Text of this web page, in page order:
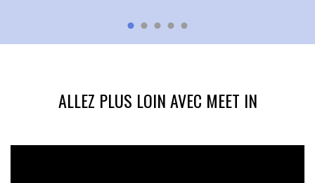
ALLEZ PLUS LOIN AVEC MEET IN